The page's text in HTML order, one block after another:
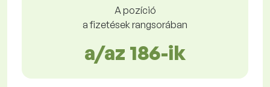
A pozíció
a fizetések rangsorában
a/az 186-ik